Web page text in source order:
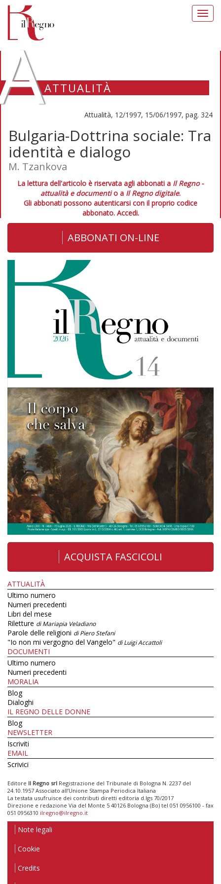
ATTUALITÀ
Attualità, 12/1997, 15/06/1997, pag. 324
Bulgaria-Dottrina sociale: Tra
identità e dialogo
M. Tzankova
La lettura dell'articolo è riservata agli abbonati a Il Regno -
attualità e documentio a Il Regno digitale.
Gli abbonati possono autenticarsi con il proprio codice
abbonato. Accedi.
ABBONATI ON-LINE
ACQUISTA FASCICOLI
ATTUALITÀ
Ultimo numero
Numeri precedenti
Libri del mese
Riletture di Mariapia Veladiano
Parole delle religioni di Piero Stefani
"Io non mi vergogno del Vangelo" di Luigi Accattoli
DOCUMENTI
Ultimo numero
Numeri precedenti
MORALIA
Blog
Dialoghi
IL REGNO DELLE DONNE
Blog
NEWSLETTER
Iscriviti
EMAIL
Scrivici
Editore Il Regno srl Registrazione del Tribunale di Bologna N. 2237 del
24.10.1957 Associato all’Unione Stampa Periodica Italiana
La testata usufruisce dei contributi diretti editoria d.lgs 70/2017
Direzione e redazione Via del Monte 5 40126 Bologna (Bo) tel 051 0956100 - fax
051 0956310 ilregno@ilregno.it
Note legali
Cookie
Credits